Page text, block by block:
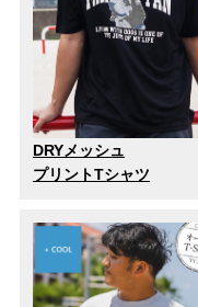
DRYメッシュ
プリントTシャツ